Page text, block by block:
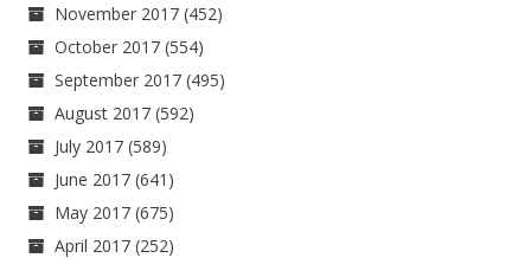
November 2017 (452)
October 2017 (554)
September 2017 (495)
August 2017 (592)
July 2017 (589)
June 2017 (641)
May 2017 (675)
April 2017 (252)